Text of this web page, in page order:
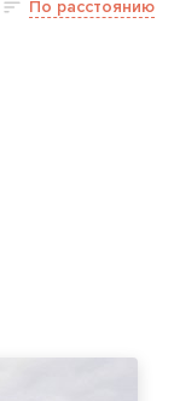
По расстоянию